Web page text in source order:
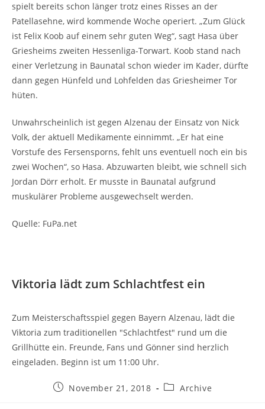
spielt bereits schon länger trotz eines Risses an der
Patellasehne, wird kommende Woche operiert. „Zum Glück
ist Felix Koob auf einem sehr guten Weg“, sagt Hasa über
Griesheims zweiten Hessenliga-Torwart. Koob stand nach
einer Verletzung in Baunatal schon wieder im Kader, dürfte
dann gegen Hünfeld und Lohfelden das Griesheimer Tor
hüten.
Unwahrscheinlich ist gegen Alzenau der Einsatz von Nick
Volk, der aktuell Medikamente einnimmt. „Er hat eine
Vorstufe des Fersensporns, fehlt uns eventuell noch ein bis
zwei Wochen“, so Hasa. Abzuwarten bleibt, wie schnell sich
Jordan Dörr erholt. Er musste in Baunatal aufgrund
muskulärer Probleme ausgewechselt werden.
Quelle: FuPa.net
Viktoria lädt zum Schlachtfest ein
Zum Meisterschaftsspiel gegen Bayern Alzenau, lädt die
Viktoria zum traditionellen "Schlachtfest" rund um die
Grillhütte ein. Freunde, Fans und Gönner sind herzlich
eingeladen. Beginn ist um 11:00 Uhr.
BeitragNovember 21, 2018
Beitrags-
Archive